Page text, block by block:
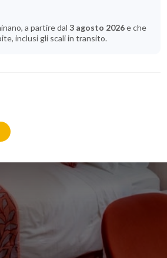
a partire dal 3 agosto 2026e che
inclusi gli scali in transito.